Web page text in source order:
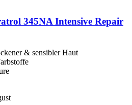
345NA Intensive Repair
& sensibler Haut